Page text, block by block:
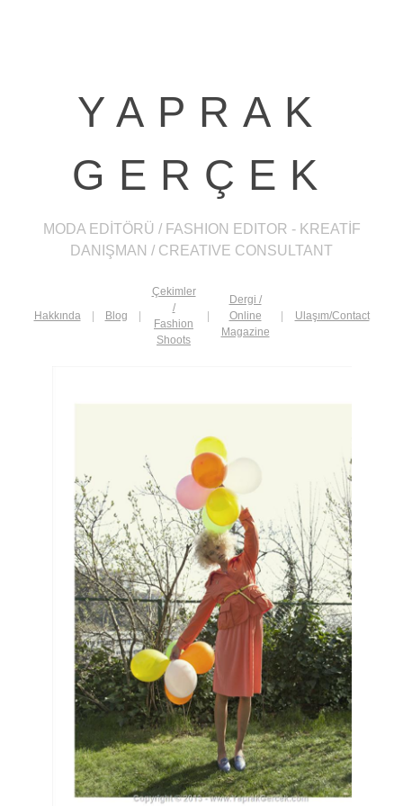
YAPRAK
GERÇEK
MODA EDİTÖRÜ / FASHION EDITOR - KREATİF
DANIŞMAN / CREATIVE CONSULTANT
Hakkında Blog
Çekimler
/
Fashion
Shoots
Dergi /
Online
Magazine
Ulaşım/Contact